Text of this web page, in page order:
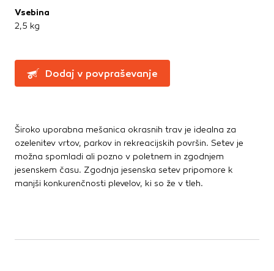
Vsebina
2,5 kg
Dodaj v povpraševanje
Široko uporabna mešanica okrasnih trav je idealna za
ozelenitev vrtov, parkov in rekreacijskih površin. Setev je
možna spomladi ali pozno v poletnem in zgodnjem
jesenskem času. Zgodnja jesenska setev pripomore k
manjši konkurenčnosti plevelov, ki so že v tleh.
Partnerska oglaševalska podjetja jih lahko uporabljajo za
izdelavo profila vaših interesov, ki ga nato uporabijo za
Pri delu uporabljajo edinstveno prepoznavanje vašega
brskalnika in naprave. Če zavrnete uporabo teh piškotkov,
ne boste deležni našega ciljnega spletnega oglaševanja.
Potrdi moje izbire
DOVOLI VSE